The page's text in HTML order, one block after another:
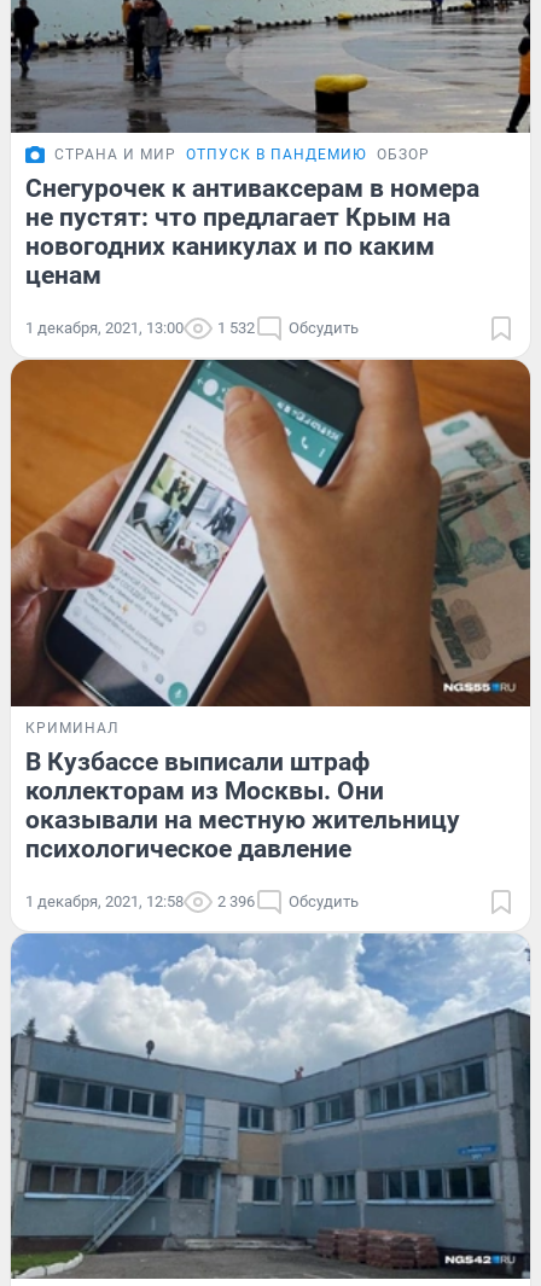
СТРАНА И МИР ОТПУСК В ПАНДЕМИЮ ОБЗОР
Снегурочек к антиваксерам в номера
не пустят: что предлагает Крым на
новогодних каникулах и по каким
ценам
1 декабря, 2021, 13:00 1 532 Обсудить
КРИМИНАЛ
В Кузбассе выписали штраф
коллекторам из Москвы. Они
оказывали на местную жительницу
психологическое давление
1 декабря, 2021, 12:58 2 396 Обсудить